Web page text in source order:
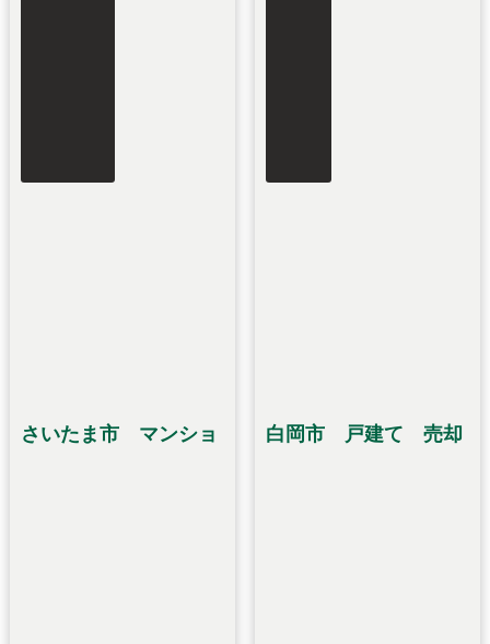
さいたま市 マンショ 白岡市 戸建て 売却